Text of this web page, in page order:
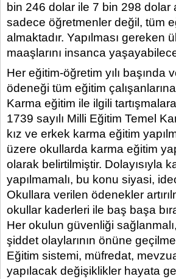
bin 246 dolar ile 7 bin 298
sadece öğretmenler değil, tüm
almaktadır. Yapılması gereken
maaşlarını insanca
Her eğitim-öğretim yılı başında
ödeneği tüm eğitim
Karma eğitim ile ilgili
1739 sayılı Milli Eğitim Temel
kız ve erkek karma eğitim
üzere okullarda karma eğitim
olarak belirtilmiştir. Dolayısıyla
yapılmamalı, bu konu siyasi,
Okullara verilen ödenekler
okullar kaderleri ile baş başa
Her okulun güvenliği
şiddet olaylarının önüne
Eğitim sistemi, müfredat,
yapılacak değişiklikler hayata